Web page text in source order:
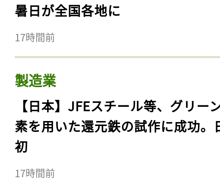
暑日が全国各地に
17時間前
製造業
【日本】JFEスチール等、グリー
素を用いた還元鉄の試作に成功。
初
17時間前